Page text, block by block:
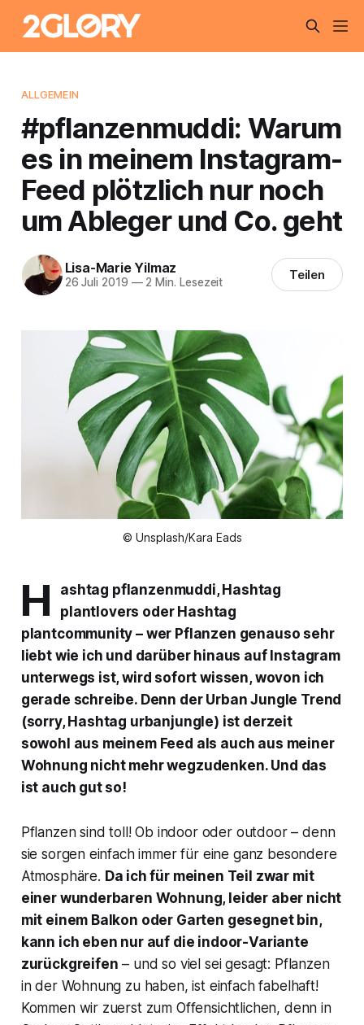
ALLGEMEIN
#pflanzenmuddi: Warum
es in meinem Instagram-
Feed plötzlich nur noch
um Ableger und Co. geht
Lisa-Marie Yilmaz
26 Juli 2019 —2 Min. Lesezeit Teilen
© Unsplash/Kara Eads
H
ashtag pflanzenmuddi, Hashtag
plantlovers oder Hashtag
plantcommunity – wer Pflanzen genauso sehr
liebt wie ich und darüber hinaus auf Instagram
unterwegs ist, wird sofort wissen, wovon ich
gerade schreibe. Denn der Urban Jungle Trend
(sorry, Hashtag urbanjungle) ist derzeit
sowohl aus meinem Feed als auch aus meiner
Wohnung nicht mehr wegzudenken. Und das
ist auch gut so!
Pflanzen sind toll! Ob indoor oder outdoor – denn
sie sorgen einfach immer für eine ganz besondere
Atmosphäre. Da ich für meinen Teil zwar mit
einer wunderbaren Wohnung, leider aber nicht
mit einem Balkon oder Garten gesegnet bin,
kann ich eben nur auf die indoor-Variante
zurückgreifen – und so viel sei gesagt: Pflanzen
in der Wohnung zu haben, ist einfach fabelhaft!
Kommen wir zuerst zum Offensichtlichen, denn in